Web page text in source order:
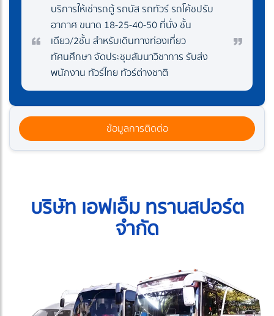
บริการให้เช่ารถตู้ รถบัส รถทัวร์ รถโค้ชปรับ
อากาศ ขนาด 18-25-40-50 ที่นั่ง ชั้น
เดียว/2ชั้น สำหรับเดินทางท่องเที่ยว
ทัศนศึกษา จัดประชุมสัมนาวิชาการ รับส่ง
พนักงาน ทัวร์ไทย ทัวร์ต่างชาติ
ข้อมูลการติดต่อ
บริษัท เอฟเอ็ม ทรานสปอร์ต
จำกัด